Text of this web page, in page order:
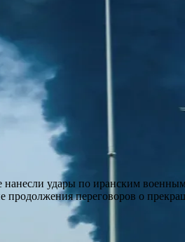
удары по иранским военным
продолжения переговоров о